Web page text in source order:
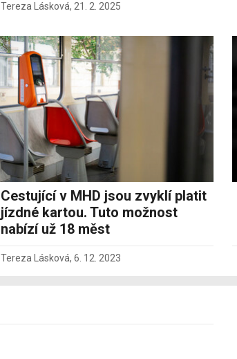
Tereza Lásková,21. 2. 2025
Cestující v MHD jsou zvyklí platit
jízdné kartou. Tuto možnost
nabízí už 18 měst
Tereza Lásková,6. 12. 2023